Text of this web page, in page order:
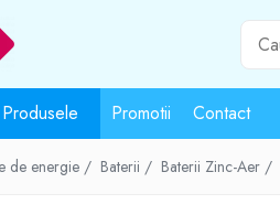
Promotii Contact
de energie / Baterii / Baterii Zinc-Aer /